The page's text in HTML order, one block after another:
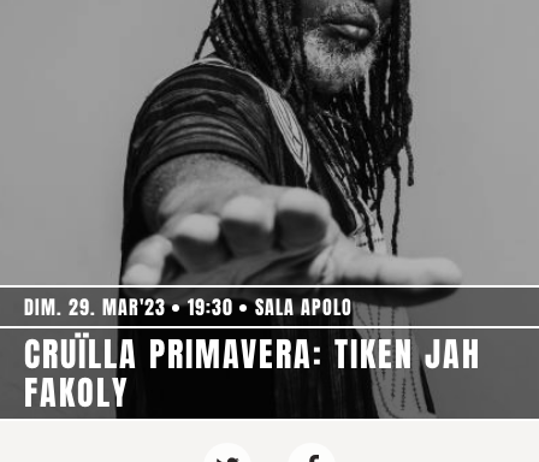
DIM. 29. MAR'23 19:30 SALA APOLO
CRUÏLLA PRIMAVERA: TIKEN JAH
FAKOLY